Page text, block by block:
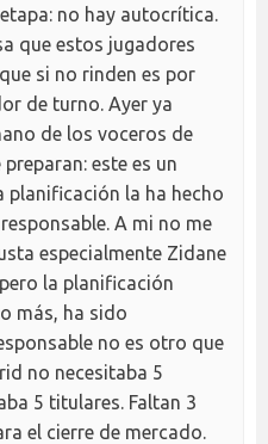
no hay autocrítica.
que estos jugadores
si no rinden es por
de turno. Ayer ya
de los voceros de
este es un
planificación la ha hecho
A mi no me
especialmente Zidane
la planificación
más, ha sido
no es otro que
no necesitaba 5
5 titulares. Faltan 3
el cierre de mercado.